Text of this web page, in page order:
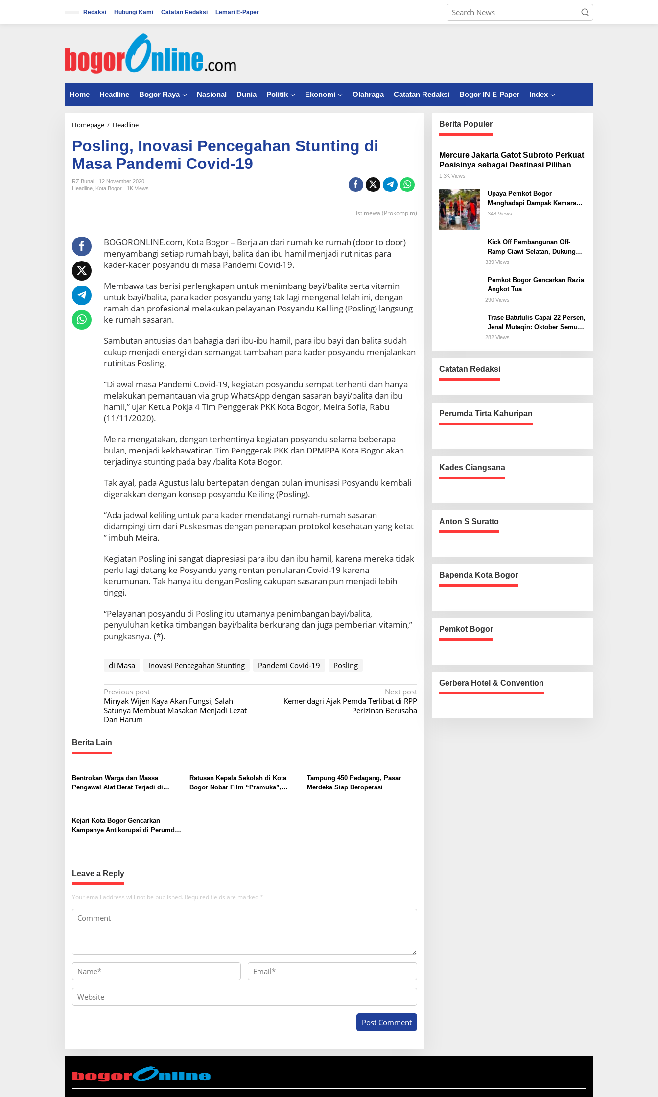
i
Redaksi Hubungi Kami Catatan Redaksi Lemari E-Paper
Home Headline Bogor Raya Nasional Dunia Politik Ekonomi Olahraga Catatan Redaksi Bogor IN E-Paper Index
Homepage / Headline
s
l
i
n
g
,
s
i
P
n
e
g
a
a
S
t
n
t
i
n
g
i
M
a
P
a
d
e
m
i
o
v
i
9
Posling, Inovasi Pencegahan Stunting di
Masa Pandemi Covid-19
RZ Bunai
12 November 2020
Headline Kota Bogor 1K Views
Istimewa (Prokompim)
BOGORONLINE.com, Kota Bogor – Berjalan dari rumah ke rumah (door to door)
menyambangi setiap rumah bayi, balita dan ibu hamil menjadi rutinitas para
kader-kader posyandu di masa Pandemi Covid-19.
Membawa tas berisi perlengkapan untuk menimbang bayi/balita serta vitamin
untuk bayi/balita, para kader posyandu yang tak lagi mengenal lelah ini, dengan
ramah dan profesional melakukan pelayanan Posyandu Keliling (Posling) langsung
ke rumah sasaran.
Sambutan antusias dan bahagia dari ibu-ibu hamil, para ibu bayi dan balita sudah
cukup menjadi energi dan semangat tambahan para kader posyandu menjalankan
rutinitas Posling.
“Di awal masa Pandemi Covid-19, kegiatan posyandu sempat terhenti dan hanya
melakukan pemantauan via grup WhatsApp dengan sasaran bayi/balita dan ibu
hamil,” ujar Ketua Pokja 4 Tim Penggerak PKK Kota Bogor, Meira Sofia, Rabu
(11/11/2020).
Meira mengatakan, dengan terhentinya kegiatan posyandu selama beberapa
bulan, menjadi kekhawatiran Tim Penggerak PKK dan DPMPPA Kota Bogor akan
terjadinya stunting pada bayi/balita Kota Bogor.
Tak ayal, pada Agustus lalu bertepatan dengan bulan imunisasi Posyandu kembali
digerakkan dengan konsep posyandu Keliling (Posling).
“Ada jadwal keliling untuk para kader mendatangi rumah-rumah sasaran
didampingi tim dari Puskesmas dengan penerapan protokol kesehatan yang ketat
” imbuh Meira.
Kegiatan Posling ini sangat diapresiasi para ibu dan ibu hamil, karena mereka tidak
perlu lagi datang ke Posyandu yang rentan penularan Covid-19 karena
kerumunan. Tak hanya itu dengan Posling cakupan sasaran pun menjadi lebih
tinggi.
“Pelayanan posyandu di Posling itu utamanya penimbangan bayi/balita,
penyuluhan ketika timbangan bayi/balita berkurang dan juga pemberian vitamin,”
pungkasnya. (*).
di Masa Inovasi Pencegahan Stunting Pandemi Covid-19 Posling
P
o
s
n
v
i
a
t
n
Previous post
Minyak Wijen Kaya Akan Fungsi, Salah
Satunya Membuat Masakan Menjadi Lezat
Dan Harum
Next post
Kemendagri Ajak Pemda Terlibat di RPP
Perizinan Berusaha
Berita Lain
Bentrokan Warga dan Massa
Pengawal Alat Berat Terjadi di
Ratusan Kepala Sekolah di Kota
Bogor Nobar Film “Pramuka”,
Tampung 450 Pedagang, Pasar
Merdeka Siap Beroperasi
Kejari Kota Bogor Gencarkan
Kampanye Antikorupsi di Perumda
Leave a Reply
Your email address will not be published. Required fields are marked *
Berita Populer
Mercure Jakarta Gatot Subroto Perkuat
Posisinya sebagai Destinasi Pilihan
untuk Bisnis, Staycation, Meeting, dan
1.3K Views
Upaya Pemkot Bogor
Menghadapi Dampak Kemarau
Panjang
348 Views
Kick Off Pembangunan Off-
Ramp Ciawi Selatan, Dukung
Konektivitas Antarwilayah di
339 Views
Pemkot Bogor Gencarkan Razia
Angkot Tua
290 Views
Trase Batutulis Capai 22 Persen,
Jenal Mutaqin: Oktober Semua
Harus Beres
282 Views
Catatan Redaksi
Perumda Tirta Kahuripan
Kades Ciangsana
Anton S Suratto
Bapenda Kota Bogor
Pemkot Bogor
Gerbera Hotel & Convention